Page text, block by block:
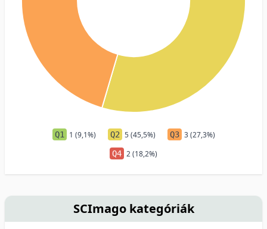
Q1 1 (9,1%) Q2 5 (45,5%) Q3 3 (27,3%)
Q4 2 (18,2%)
SCImago kategóriák